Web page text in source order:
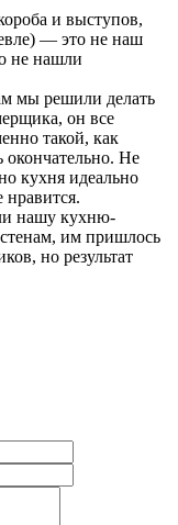
и выступов,
— это не наш
не нашли
мы решили делать
он все
такой, как
окончательно. Не
кухня идеально
нравится.
нашу кухню-
им пришлось
но результат